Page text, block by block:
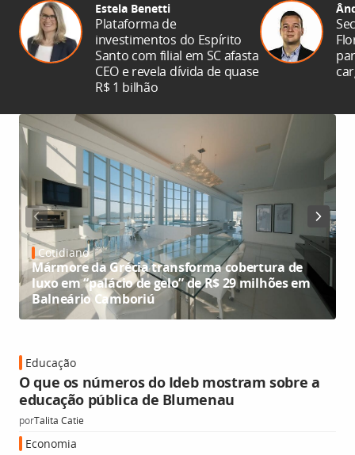
Estela Benetti
Plataforma de
investimentos do Espírito
Santo com filial em SC afasta
CEO e revela dívida de quase
R$ 1 bilhão
Educação
O que os números do Ideb mostram sobre a
educação pública de Blumenau
porTalita Catie
Economia
Cotidiano
Mármore da Grécia transforma cobertura de
luxo em “palácio de gelo” de R$ 29 milhões em
Balneário Camboriú